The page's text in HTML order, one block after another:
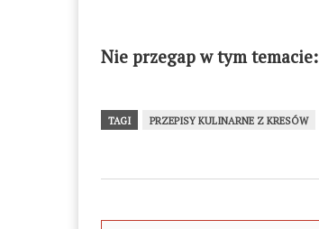
Nie przegap w tym temacie:
TAGI PRZEPISY KULINARNE Z KRESÓW